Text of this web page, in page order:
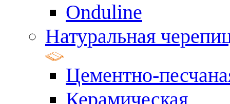
Onduline
Натуральная
Цементно-
Керамическая